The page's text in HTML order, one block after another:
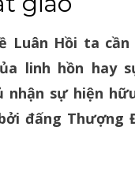
Luân Hồi ta
linh hồn hay
nhận sự hiện
đấng Thượng